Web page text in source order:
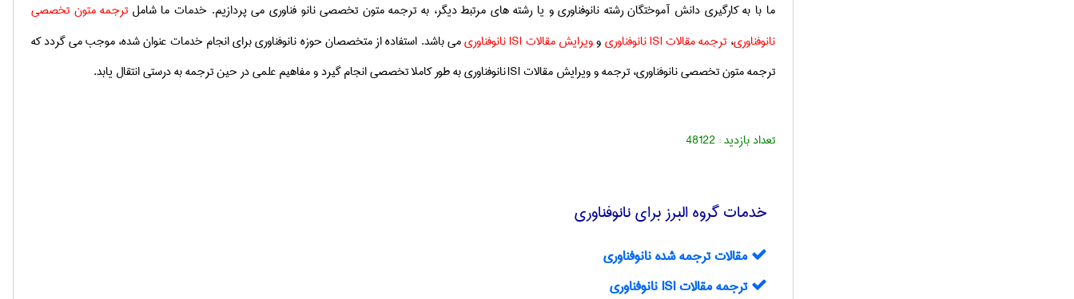
ما با به كارگیری دانش آموختگان رشته نانوفناوری و یا رشته های مرتبط دیگر، به ترجمه متون تخصصی نانو فناوری می پردازیم. خدمات ما شامل ترجمه متون تخصصی
نانوفناوری، ترجمه مقالاتISIنانوفناوریوویرایش مقالاتISIنانوفناوریمی باشد. استفاده از متخصصان حوزه نانوفناوری برای انجام خدمات عنوان شده، موجب می گردد كه
ترجمه متون تخصصی نانوفناوری، ترجمه و ویرایش مقالاتISIنانوفناوری به طور كاملا تخصصی انجام گیرد و مفاهیم علمی در حین ترجمه به درستی انتقال یابد.
تعداد بازدید :48122
خدمات گروه البرز برای نانوفناوری
مقالات ترجمه شده نانوفناوری
ترجمه مقالات ISI نانوفناوری